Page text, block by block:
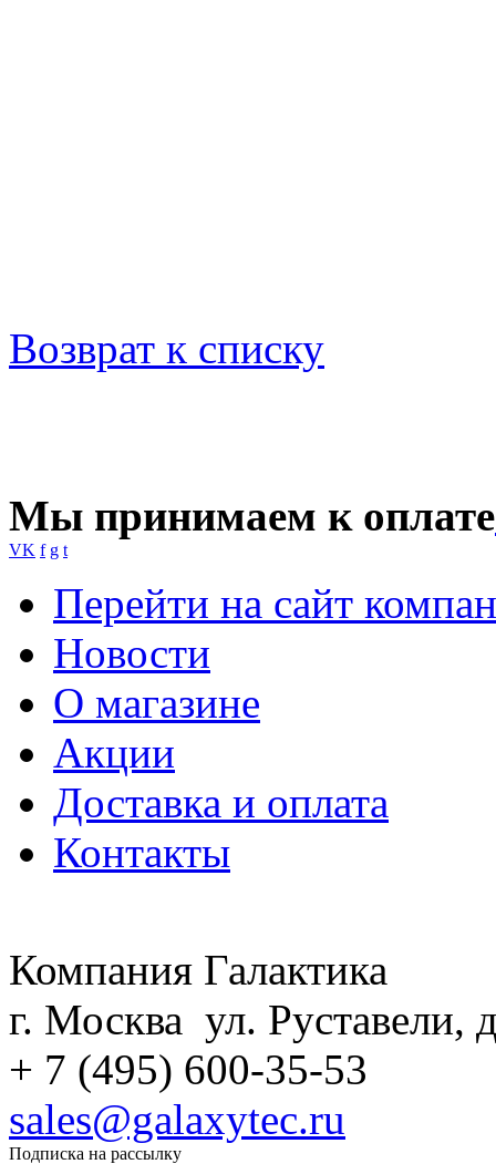
Возврат к списку
Мы принимаем к оплате
VK f g t
Перейти на сайт
Новости
О магазине
Акции
Доставка и оплата
Контакты
Компания Галактика
г. Москва ул. Руставели,
+ 7 (495) 600-35-53
sales@galaxytec.ru
Подписка на рассылку